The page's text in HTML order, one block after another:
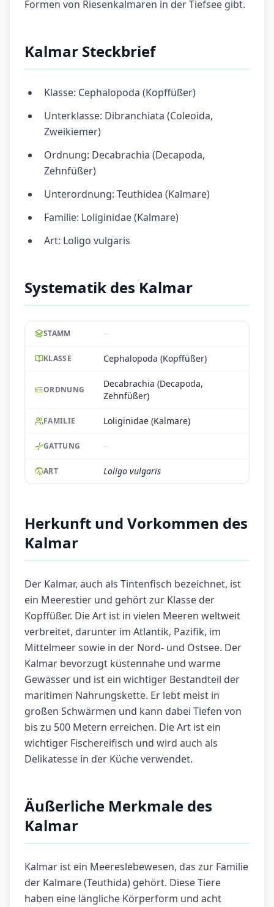
Formen von Riesenkalmaren in der Tiefsee gibt.
Kalmar Steckbrief
Klasse: Cephalopoda (Kopffüßer)
Unterklasse: Dibranchiata (Coleoida,
Zweikiemer)
Ordnung: Decabrachia (Decapoda,
Zehnfüßer)
Unterordnung: Teuthidea (Kalmare)
Familie: Loliginidae (Kalmare)
Art: Loligo vulgaris
Systematik des Kalmar
STAMM --
KLASSE Cephalopoda (Kopffüßer)
ORDNUNG
Decabrachia (Decapoda,
Zehnfüßer)
FAMILIE Loliginidae (Kalmare)
GATTUNG --
ART Loligo vulgaris
Herkunft und Vorkommen des
Kalmar
Der Kalmar, auch als Tintenfisch bezeichnet, ist
ein Meerestier und gehört zur Klasse der
Kopffüßer. Die Art ist in vielen Meeren weltweit
verbreitet, darunter im Atlantik, Pazifik, im
Mittelmeer sowie in der Nord- und Ostsee. Der
Kalmar bevorzugt küstennahe und warme
Gewässer und ist ein wichtiger Bestandteil der
maritimen Nahrungskette. Er lebt meist in
großen Schwärmen und kann dabei Tiefen von
bis zu 500 Metern erreichen. Die Art ist ein
wichtiger Fischereifisch und wird auch als
Delikatesse in der Küche verwendet.
Äußerliche Merkmale des
Kalmar
Kalmar ist ein Meereslebewesen, das zur Familie
der Kalmare (Teuthida) gehört. Diese Tiere
haben eine längliche Körperform und acht